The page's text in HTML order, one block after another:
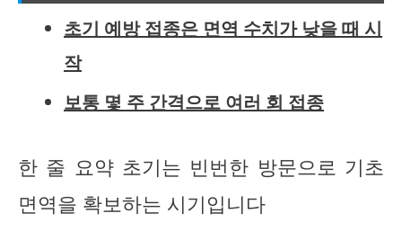
초기 예방 접종은 면역 수치가 낮을 때 시
작
보통 몇 주 간격으로 여러 회 접종
한 줄 요약 초기는 빈번한 방문으로 기초
면역을 확보하는 시기입니다